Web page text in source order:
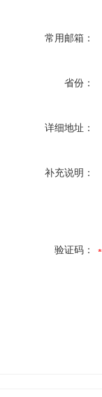
常用邮箱：
省份：
详细地址：
补充说明：
验证码：